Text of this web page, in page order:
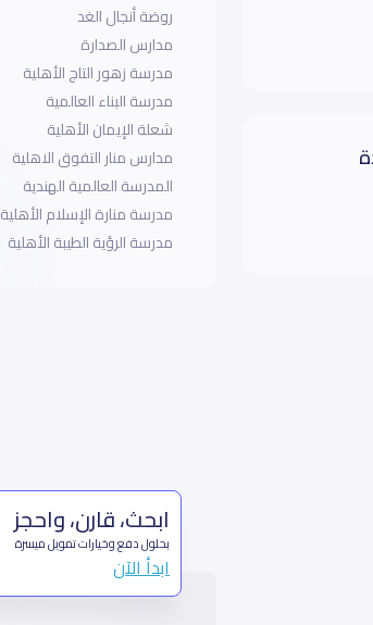
روضة أنجال الغد
مدارس الصدارة
‏مدرسة زهور التاج الأهلية
مدرسة البناء العالمية
شعلة الإيمان الأهلية
مدارس منار التفوق الاهلية
المدرسة العالمية الهندية
مدرسة منارة الإسلام الأهلية
مدرسة الرؤية الطيبة الأهلية
ابحث، قارن، واحجز
بحلول دفع وخيارات تمويل ميسرة
ابدأ الآن